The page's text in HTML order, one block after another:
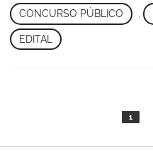
CONCURSO PÚBLICO ,
EDITAL
1